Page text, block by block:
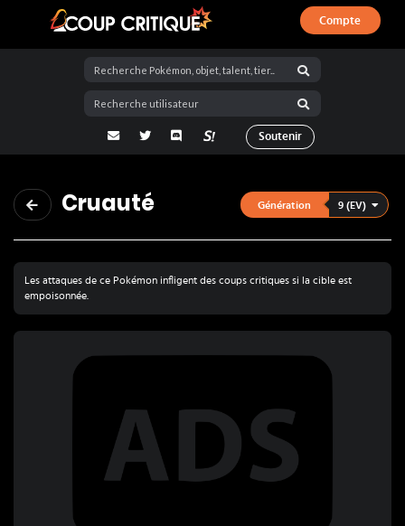
Coup Critique
Compte
adresse email
Twitter Discord La Salty Room sur Pokémon
Soutenir
Cruauté Génération 9 (EV)
Les attaques de ce Pokémon infligent des coups critiques si la cible est
empoisonnée.